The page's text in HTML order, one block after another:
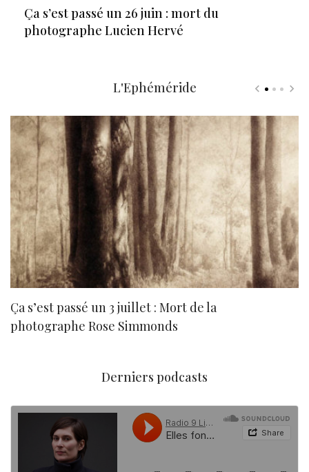
Ça s’est passé un 26 juin : mort du
photographe Lucien Hervé
L'Ephéméride
Ça s’est passé un 3 juillet : Mort de la
photographe Rose Simmonds
Derniers podcasts